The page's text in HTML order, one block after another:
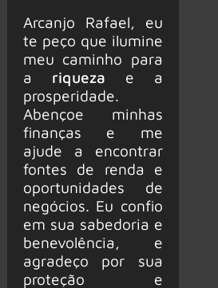
Arcanjo Rafael, eu
te peço que ilumine
meu caminho para
a riqueza e a
prosperidade.
Abençoe minhas
finanças e me
ajude a encontrar
fontes de renda e
oportunidades de
negócios. Eu confio
em sua sabedoria e
benevolência, e
agradeço por sua
proteção e